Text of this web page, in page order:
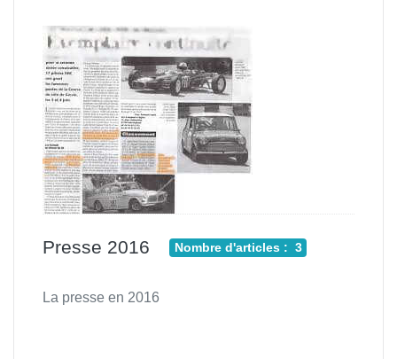
Presse 2016 Nombre d'articles : 3
La presse en 2016